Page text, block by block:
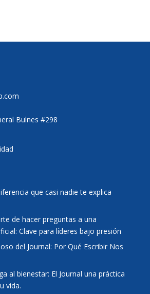
Bulnes #298
que casi nadie te explica
de hacer preguntas a una
Clave para líderes bajo presión
del Journal: Por Qué Escribir Nos
al bienestar: El Journal una práctica
vida.